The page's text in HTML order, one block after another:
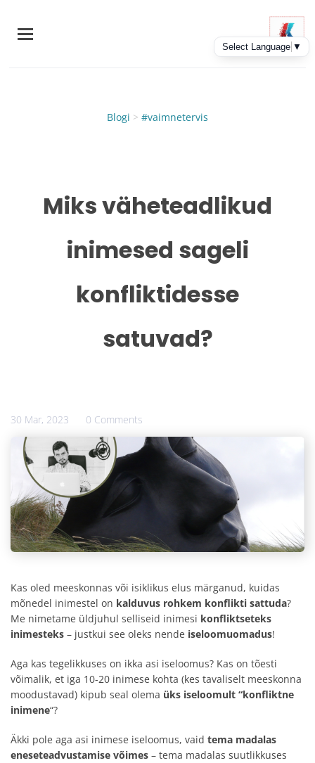
main
Blogi > #vaimnetervis
Miks väheteadlikud
inimesed sageli
konfliktidesse
satuvad?
30 Mar, 2023 0 Comments
Kas oled meeskonnas või isiklikus elus märganud, kuidas
mõnedel inimestel on kalduvus rohkem konflikti sattuda?
Me nimetame üldjuhul selliseid inimesi konfliktseteks
inimesteks – justkui see oleks nende iseloomuomadus!
Aga kas tegelikkuses on ikka asi iseloomus? Kas on tõesti
võimalik, et iga 10-20 inimese kohta (kes tavaliselt meeskonna
moodustavad) kipub seal olema üks iseloomult “konfliktne
inimene“?
Äkki pole aga asi inimese iseloomus, vaid tema madalas
eneseteadvustamise võimes – tema madalas suutlikkuses